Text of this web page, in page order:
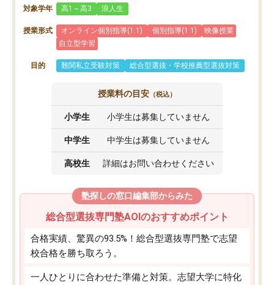
対象学年 高1～高3 浪人生
授業形式 オンライン個別指導(1:1) 個別指導(1:1)
映像授業
自立型学習
目的 難関私立受験対策 総合型選抜・学校推薦型選抜対策
授業料の目安 （税込）
小学生 小学生は募集していません
中学生 中学生は募集していません
高校生 詳細はお問い合わせください
塾探しの窓口編集部からみた
総合型選抜専門塾AOIのおすすめポイント
合格実績、驚異の93.5%！総合型選抜専門塾で志望
校合格を勝ち取ろう。
一人ひとりに合わせた準備と対策。志望大学に特化